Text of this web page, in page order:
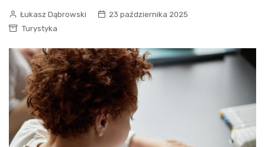
Łukasz Dąbrowski
23 października 2025
Turystyka